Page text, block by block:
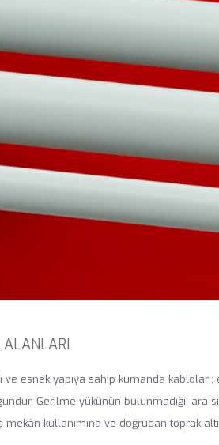
ve esnek yapıya sahip kumanda
Gerilme yükünün bulunmadığı,
mekân kullanımına ve doğrudan toprak